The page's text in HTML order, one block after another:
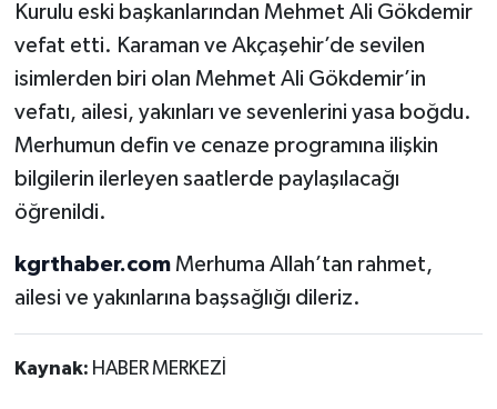
Kurulu eski başkanlarından Mehmet Ali Gökdemir
vefat etti. Karaman ve Akçaşehir’de sevilen
isimlerden biri olan Mehmet Ali Gökdemir’in
vefatı, ailesi, yakınları ve sevenlerini yasa boğdu.
Merhumun defin ve cenaze programına ilişkin
bilgilerin ilerleyen saatlerde paylaşılacağı
öğrenildi.
kgrthaber.comMerhuma Allah’tan rahmet,
ailesi ve yakınlarına başsağlığı dileriz.
Kaynak: HABER MERKEZİ